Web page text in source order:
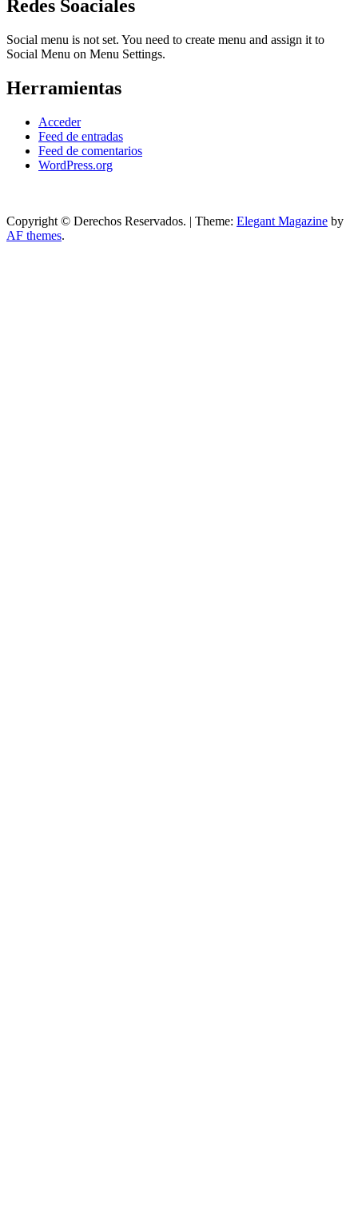
Redes Soaciales
Social menu is not set. You need to create menu and assign it to
Social Menu on Menu Settings.
Herramientas
Acceder
Feed de entradas
Feed de comentarios
WordPress.org
Copyright © Derechos Reservados. | Theme: Elegant Magazine by
AF themes.